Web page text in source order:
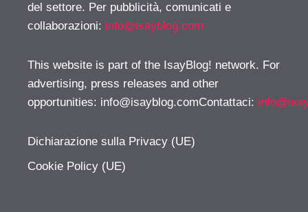
del settore. Per pubblicità, comunicati e
collaborazioni: info@isayblog.com
This website is part of the IsayBlog! network. For
advertising, press releases and other
opportunities: info@isayblog.comContattaci:
Dichiarazione sulla Privacy (UE)
Cookie Policy (UE)